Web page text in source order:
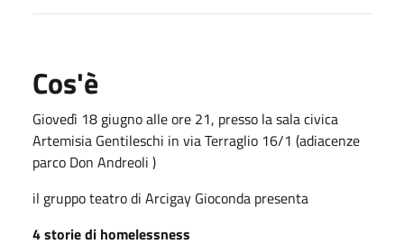
Cos'è
Giovedì 18 giugno alle ore 21, presso la sala civica
Artemisia Gentileschi in via Terraglio 16/1 (adiacenze
parco Don Andreoli )
il gruppo teatro di Arcigay Gioconda presenta
4 storie di homelessness